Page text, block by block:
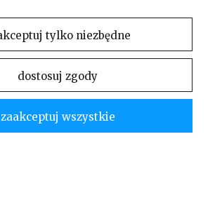
35-213 Rzeszów
e-mail
sklep@elinea.com.pl
tylko niezbędne
dostosuj zgody
zaakceptuj wszystkie